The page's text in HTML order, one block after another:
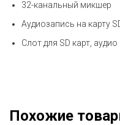
32-канальный микшер
Аудиозапись на карту
Слот для SD карт,
Похожие